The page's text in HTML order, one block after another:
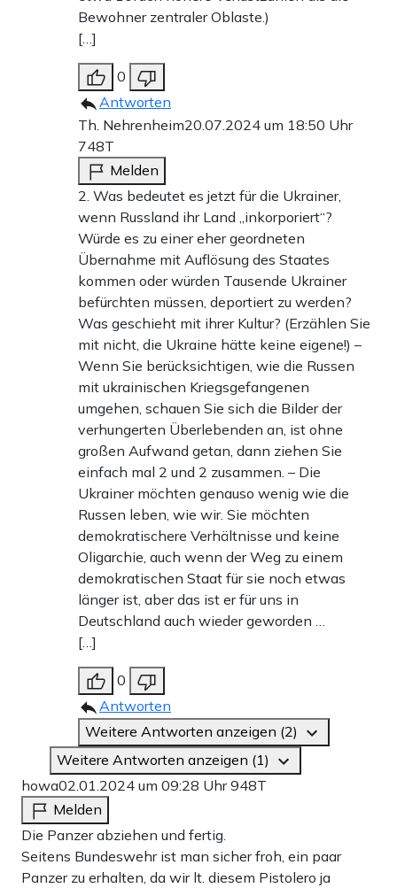
Bewohner zentraler Oblaste.)
[…]
0
Antworten
Th. Nehrenheim20.07.2024 um 18:50 Uhr
748T
Melden
2. Was bedeutet es jetzt für die Ukrainer,
wenn Russland ihr Land „inkorporiert“?
Würde es zu einer eher geordneten
Übernahme mit Auflösung des Staates
kommen oder würden Tausende Ukrainer
befürchten müssen, deportiert zu werden?
Was geschieht mit ihrer Kultur? (Erzählen Sie
mit nicht, die Ukraine hätte keine eigene!) –
Wenn Sie berücksichtigen, wie die Russen
mit ukrainischen Kriegsgefangenen
umgehen, schauen Sie sich die Bilder der
verhungerten Überlebenden an, ist ohne
großen Aufwand getan, dann ziehen Sie
einfach mal 2 und 2 zusammen. – Die
Ukrainer möchten genauso wenig wie die
Russen leben, wie wir. Sie möchten
demokratischere Verhältnisse und keine
Oligarchie, auch wenn der Weg zu einem
demokratischen Staat für sie noch etwas
länger ist, aber das ist er für uns in
Deutschland auch wieder geworden …
[…]
0
Antworten
Weitere Antworten anzeigen (2)
Weitere Antworten anzeigen (1)
howa02.01.2024 um 09:28 Uhr948T
Melden
Die Panzer abziehen und fertig.
Seitens Bundeswehr ist man sicher froh, ein paar
Panzer zu erhalten, da wir lt. diesem Pistolero ja